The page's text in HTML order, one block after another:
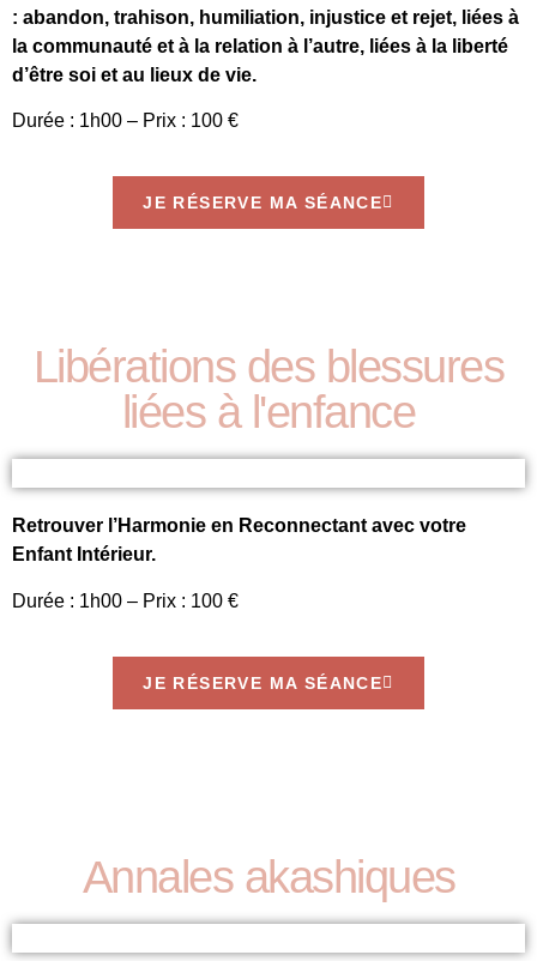
: abandon, trahison, humiliation, injustice et rejet, liées à
la communauté et à la relation à l’autre, liées à la liberté
d’être soi et au lieux de vie.
Durée : 1h00 – Prix : 100 €
JE RÉSERVE MA SÉANCE
Libérations des blessures
liées à l'enfance
Retrouver l’Harmonie en Reconnectant avec votre
Enfant Intérieur.
Durée : 1h00 – Prix : 100 €
JE RÉSERVE MA SÉANCE
Annales akashiques